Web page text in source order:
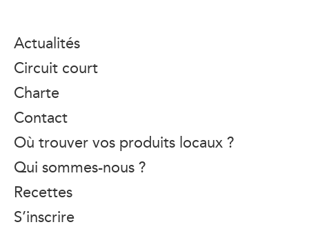
Actualités
Circuit court
Charte
Contact
Où trouver vos produits locaux ?
Qui sommes-nous ?
Recettes
S’inscrire